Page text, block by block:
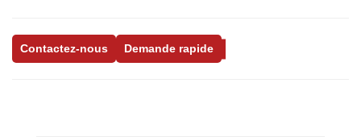
Contactez-nous Demande rapide